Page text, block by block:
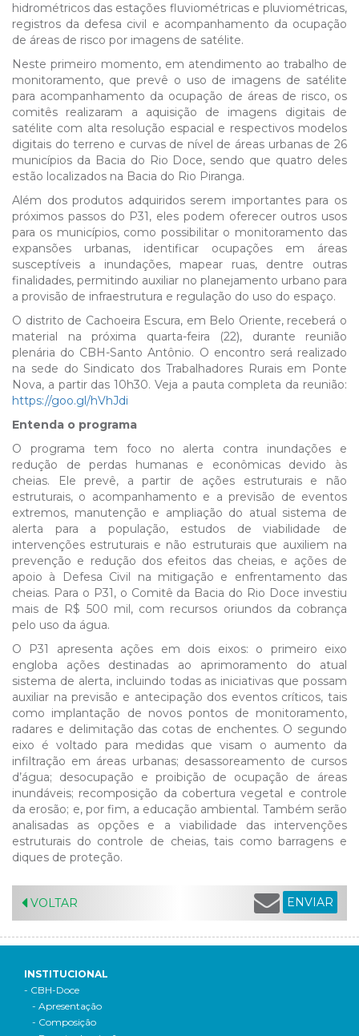
hidrométricos das estações fluviométricas e pluviométricas,
registros da defesa civil e acompanhamento da ocupação
de áreas de risco por imagens de satélite.
Neste primeiro momento, em atendimento ao trabalho de
monitoramento, que prevê o uso de imagens de satélite
para acompanhamento da ocupação de áreas de risco, os
comitês realizaram a aquisição de imagens digitais de
satélite com alta resolução espacial e respectivos modelos
digitais do terreno e curvas de nível de áreas urbanas de 26
municípios da Bacia do Rio Doce, sendo que quatro deles
estão localizados na Bacia do Rio Piranga.
Além dos produtos adquiridos serem importantes para os
próximos passos do P31, eles podem oferecer outros usos
para os municípios, como possibilitar o monitoramento das
expansões urbanas, identificar ocupações em áreas
susceptíveis a inundações, mapear ruas, dentre outras
finalidades, permitindo auxiliar no planejamento urbano para
a provisão de infraestrutura e regulação do uso do espaço.
O distrito de Cachoeira Escura, em Belo Oriente, receberá o
material na próxima quarta-feira (22), durante reunião
plenária do CBH-Santo Antônio. O encontro será realizado
na sede do Sindicato dos Trabalhadores Rurais em Ponte
Nova, a partir das 10h30. Veja a pauta completa da reunião:
https://goo.gl/hVhJdi
Entenda o programa
O programa tem foco no alerta contra inundações e
redução de perdas humanas e econômicas devido às
cheias. Ele prevê, a partir de ações estruturais e não
estruturais, o acompanhamento e a previsão de eventos
extremos, manutenção e ampliação do atual sistema de
alerta para a população, estudos de viabilidade de
intervenções estruturais e não estruturais que auxiliem na
prevenção e redução dos efeitos das cheias, e ações de
apoio à Defesa Civil na mitigação e enfrentamento das
cheias. Para o P31, o Comitê da Bacia do Rio Doce investiu
mais de R$ 500 mil, com recursos oriundos da cobrança
pelo uso da água.
O P31 apresenta ações em dois eixos: o primeiro eixo
engloba ações destinadas ao aprimoramento do atual
sistema de alerta, incluindo todas as iniciativas que possam
auxiliar na previsão e antecipação dos eventos críticos, tais
como implantação de novos pontos de monitoramento,
radares e delimitação das cotas de enchentes. O segundo
eixo é voltado para medidas que visam o aumento da
infiltração em áreas urbanas; desassoreamento de cursos
d’água; desocupação e proibição de ocupação de áreas
inundáveis; recomposição da cobertura vegetal e controle
da erosão; e, por fim, a educação ambiental. Também serão
analisadas as opções e a viabilidade das intervenções
estruturais do controle de cheias, tais como barragens e
diques de proteção.
VOLTAR ENVIAR
INSTITUCIONAL
- CBH-Doce
- Apresentação
- Composição